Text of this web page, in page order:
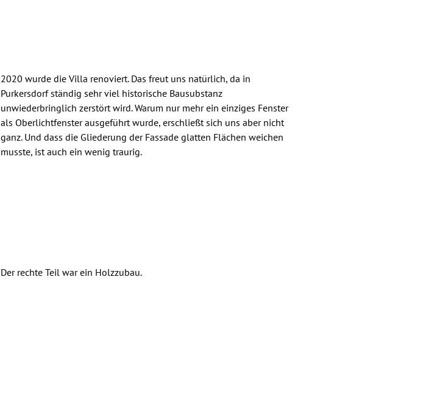
2020 wurde die Villa renoviert. Das freut uns natürlich, da in
Purkersdorf ständig sehr viel historische Bausubstanz
unwiederbringlich zerstört wird. Warum nur mehr ein einziges Fenster
als Oberlichtfenster ausgeführt wurde, erschließt sich uns aber nicht
ganz. Und dass die Gliederung der Fassade glatten Flächen weichen
musste, ist auch ein wenig traurig.
Der rechte Teil war ein Holzzubau.